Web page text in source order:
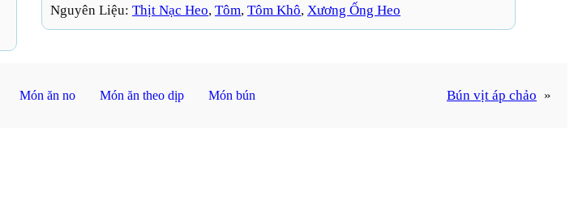
Nguyên Liệu: Thịt Nạc Heo, Tôm, Tôm Khô, Xương Ống Heo
Món ăn no Món ăn theo dịp Món bún Bún vịt áp chảo »